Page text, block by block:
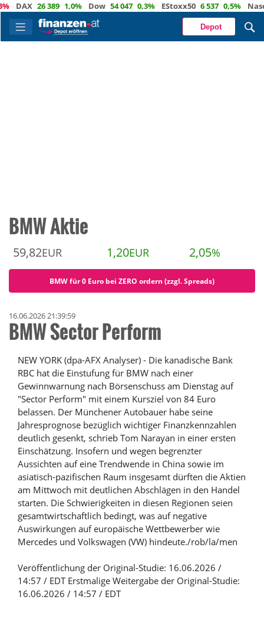
26 389 1,0% Dow 54 047 0,3% EStoxx50 6 537 0,5% Nasdaq
Depot
BMW Aktie
59,82EUR 1,20EUR 2,05%
BMW für 0 Euro bei ZERO ordern (zzgl. Spreads)
16.06.2026 21:39:59
BMW Sector Perform
NEW YORK (dpa-AFX Analyser) - Die kanadische Bank
RBC hat die Einstufung für BMW nach einer
Gewinnwarnung nach Börsenschuss am Dienstag auf
"Sector Perform" mit einem Kursziel von 84 Euro
belassen. Der Münchener Autobauer habe seine
Jahresprognose bezüglich wichtiger Finanzkennzahlen
deutlich gesenkt, schrieb Tom Narayan in einer ersten
Einschätzung. Insofern und wegen begrenzter
Aussichten auf eine Trendwende in China sowie im
asiatisch-pazifischen Raum insgesamt dürften die Aktien
am Mittwoch mit deutlichen Abschlägen in den Handel
starten. Die Schwierigkeiten in diesen Regionen seien
gesamtwirtschaftlich bedingt, was auf negative
Auswirkungen auf europäische Wettbewerber wie
Mercedes und Volkswagen (VW) hindeute./rob/la/men
Veröffentlichung der Original-Studie: 16.06.2026 /
14:57 / EDT Erstmalige Weitergabe der Original-Studie:
16.06.2026 / 14:57 / EDT